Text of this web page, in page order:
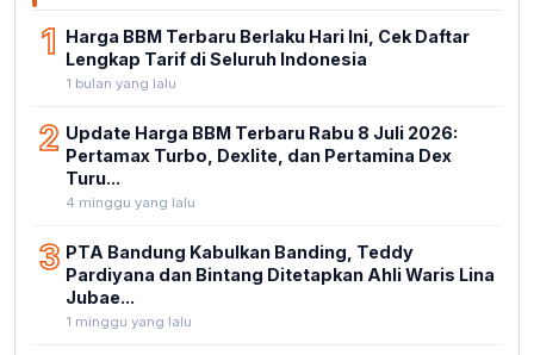
1
Harga BBM Terbaru Berlaku Hari Ini, Cek Daftar
Lengkap Tarif di Seluruh Indonesia
1 bulan yang lalu
2 Update Harga BBM Terbaru Rabu 8 Juli 2026:
Pertamax Turbo, Dexlite, dan Pertamina Dex
Turu...
4 minggu yang lalu
3 PTA Bandung Kabulkan Banding, Teddy
Pardiyana dan Bintang Ditetapkan Ahli Waris Lina
Jubae...
1 minggu yang lalu